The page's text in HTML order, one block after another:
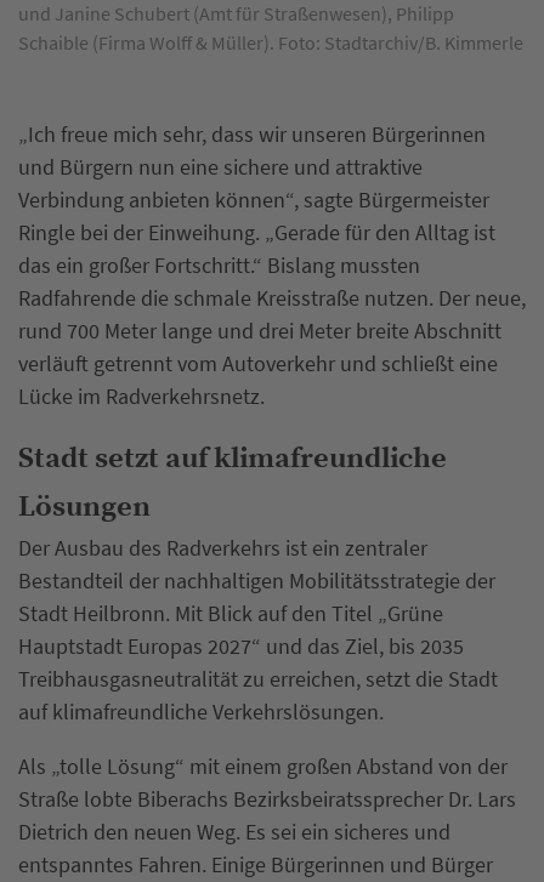
und Janine Schubert (Amt für Straßenwesen), Philipp
Schaible (Firma Wolff & Müller). Foto: Stadtarchiv/B. Kimmerle
„Ich freue mich sehr, dass wir unseren Bürgerinnen
und Bürgern nun eine sichere und attraktive
Verbindung anbieten können“, sagte Bürgermeister
Ringle bei der Einweihung. „Gerade für den Alltag ist
das ein großer Fortschritt.“ Bislang mussten
Radfahrende die schmale Kreisstraße nutzen. Der neue,
rund 700 Meter lange und drei Meter breite Abschnitt
verläuft getrennt vom Autoverkehr und schließt eine
Lücke im Radverkehrsnetz.
Stadt setzt auf klimafreundliche
Lösungen
Der Ausbau des Radverkehrs ist ein zentraler
Bestandteil der nachhaltigen Mobilitätsstrategie der
Stadt Heilbronn. Mit Blick auf den Titel „Grüne
Hauptstadt Europas 2027“ und das Ziel, bis 2035
Treibhausgasneutralität zu erreichen, setzt die Stadt
auf klimafreundliche Verkehrslösungen.
Als „tolle Lösung“ mit einem großen Abstand von der
Straße lobte Biberachs Bezirksbeiratssprecher Dr. Lars
Dietrich den neuen Weg. Es sei ein sicheres und
entspanntes Fahren. Einige Bürgerinnen und Bürger